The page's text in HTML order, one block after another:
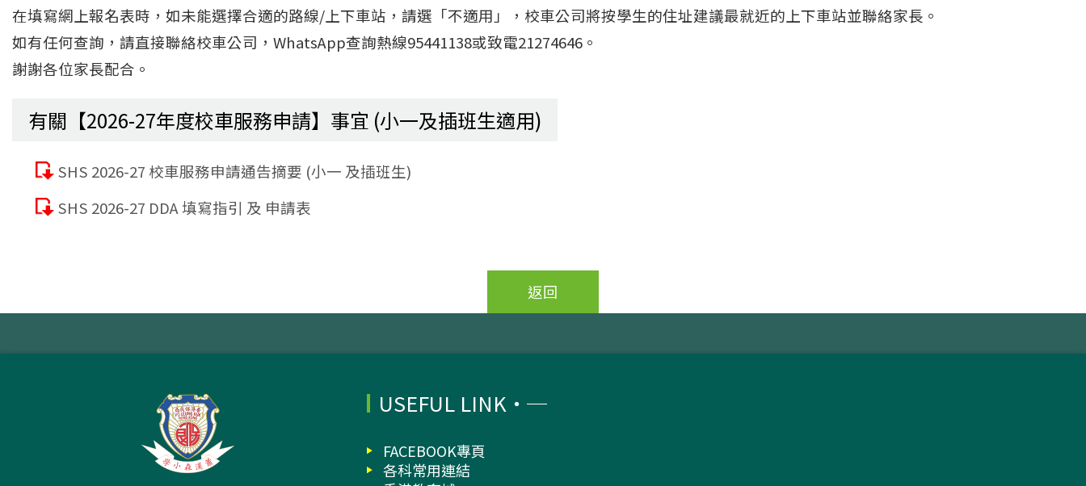
在填寫網上報名表時，如未能選擇合適的路線/上下車站，請選「不適用」，校車公司將按學生的住址建議最就近的上下車站並聯絡家長。
如有任何查詢，請直接聯絡校車公司，WhatsApp查詢熱線95441138或致電21274646。
謝謝各位家長配合。
有關【2026-27年度校車服務申請】事宜 (小一及插班生適用)
SHS 2026-27 校車服務申請通告摘要 (小一 及插班生)
SHS 2026-27 DDA 填寫指引 及 申請表
返回
USEFUL LINK
FACEBOOK專頁
各科常用連結